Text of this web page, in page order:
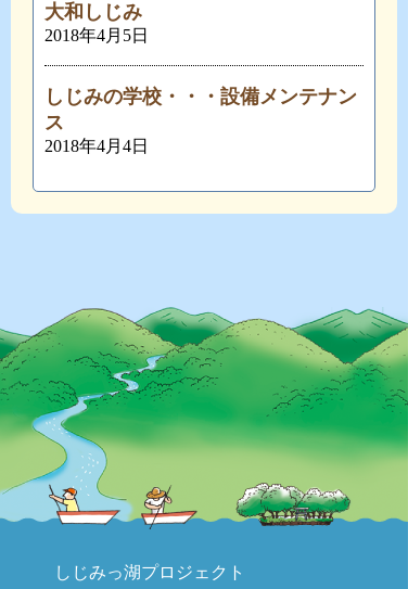
大和しじみ
2018年4月5日
しじみの学校・・・設備メンテナン
ス
2018年4月4日
しじみっ湖プロジェクト